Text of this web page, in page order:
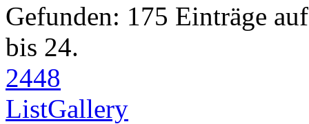
Gefunden: 175 Einträge
bis 24.
2448
ListGallery